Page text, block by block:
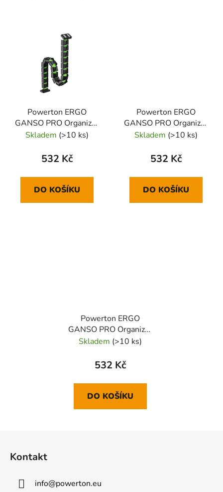
Powerton ERGO
GANSO PRO Organizér
kabelů, černo zelený
Skladem (>10 ks)
532 Kč
DO KOŠÍKU
Powerton ERGO
GANSO PRO Organizér
kabelů, černo-červený
Skladem (>10 ks)
532 Kč
DO KOŠÍKU
Powerton ERGO
GANSO PRO Organizér
kabelů, černo-modrý
Skladem (>10 ks)
532 Kč
DO KOŠÍKU
Kontakt
info@powerton.eu